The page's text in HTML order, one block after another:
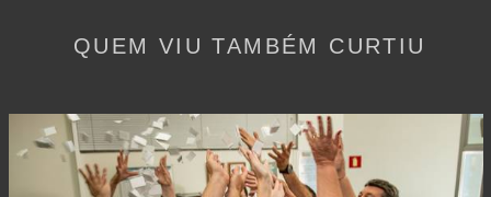
QUEM VIU TAMBÉM CURTIU